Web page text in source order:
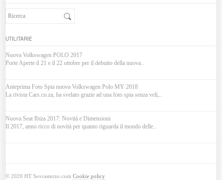
UTILITARIE
Nuova Volkswagen POLO 2017
Porte Aperte il 21 e il 22 ottobre per il debutto della nuova..
Anteprima Foto Spia nuova Volkswagen Polo MY 2018
La rivista Cars.co.za, ha svelato grazie ad una foto spia senza veli,..
Nuova Seat Ibiza 2017: Novità e Dimensioni
Il 2017, anno ricco di novità per quanto riguarda il mondo delle..
© 2020 HT Sovrasterzo.comCookie policy